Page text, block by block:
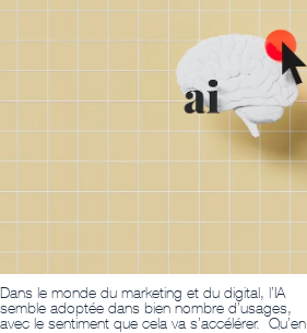
Dans le monde du marketing et du digital, l’IA
semble adoptée dans bien nombre d’usages,
avec le sentiment que cela va s’accélérer. Qu’en